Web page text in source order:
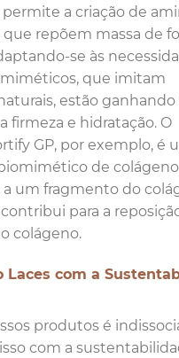
a criação de
repõem massa de
se às
que imitam
estão ganhando
firmeza e hidratação. O
GP, por exemplo, é
de
a um fragmento do
para a
colágeno.
Laces com a
produtos é
com a